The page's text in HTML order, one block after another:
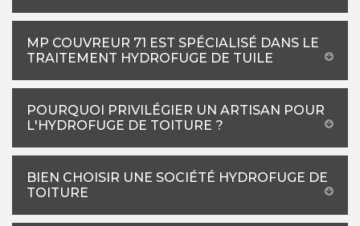
MP COUVREUR 71 EST SPÉCIALISÉ DANS LE
TRAITEMENT HYDROFUGE DE TUILE
POURQUOI PRIVILÉGIER UN ARTISAN POUR
L'HYDROFUGE DE TOITURE ?
BIEN CHOISIR UNE SOCIÉTÉ HYDROFUGE DE
TOITURE